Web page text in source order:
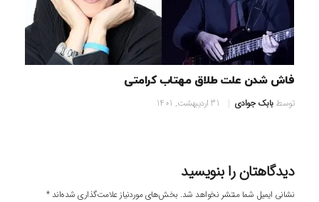
فاش شدن علت طلاق مهتاب کرامتی
توسطبابک جوادی 31 اردیبهشت, 1401
دیدگاهتان را بنویسید
نشانی ایمیل شما منتشر نخواهد شد. بخش‌های موردنیاز علامت‌گذاری شده‌اند*